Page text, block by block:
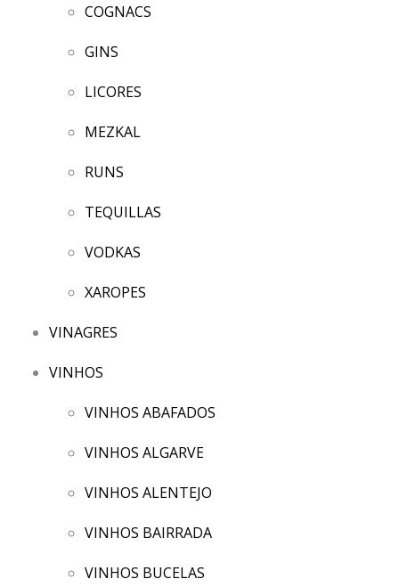
COGNACS
GINS
LICORES
MEZKAL
RUNS
TEQUILLAS
VODKAS
XAROPES
VINAGRES
VINHOS
VINHOS ABAFADOS
VINHOS ALGARVE
VINHOS ALENTEJO
VINHOS BAIRRADA
VINHOS BUCELAS